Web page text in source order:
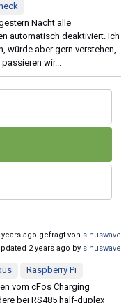
Nacht alle
automatisch deaktiviert. Ich
würde aber gern verstehen,
wir...
years ago gefragt von sinuswave
2 years ago by sinuswave
Raspberry Pi
vom cFos Charging
bei RS485 half-duplex